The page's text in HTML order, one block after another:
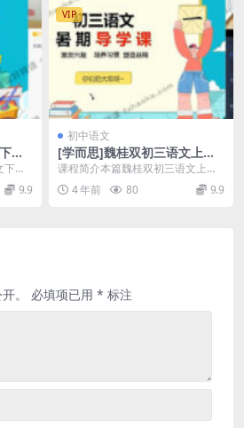
学
春
载
学
而
9.9
VIP
初中语文
[学而思]魏桂双初三语文上学
期综合辅导直播网课(中考复习
含讲义)百度网盘资源下载
课程简介本篇魏桂双初三语文上学
期综合辅导直播网课，由学而思语
文辅导名师 魏桂双(...
4 年前 80 9.9
。 必填项已用 * 标注